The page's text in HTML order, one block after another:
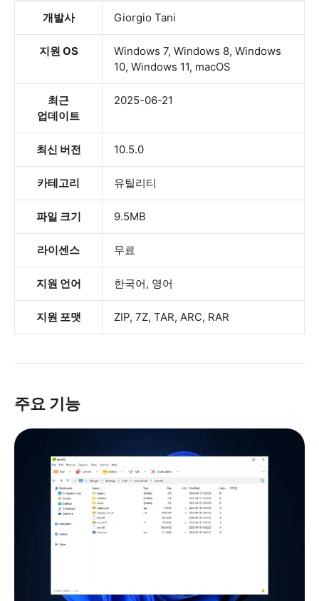
개발사 Giorgio Tani
지원 OS
Windows 7, Windows 8, Windows
10, Windows 11, macOS
최근
업데이트
2025-06-21
최신 버전 10.5.0
카테고리 유틸리티
파일 크기 9.5MB
라이센스 무료
지원 언어 한국어, 영어
지원 포맷 ZIP, 7Z, TAR, ARC, RAR
주요 기능